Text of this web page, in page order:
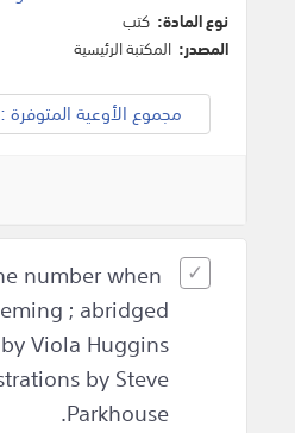
نوع المادة: كتب
المصدر: المكتبة الرئيسية
مجموع الأوعية المتوفرة : 1
number when
; abridged
Viola Huggins
by Steve
Parkhouse.